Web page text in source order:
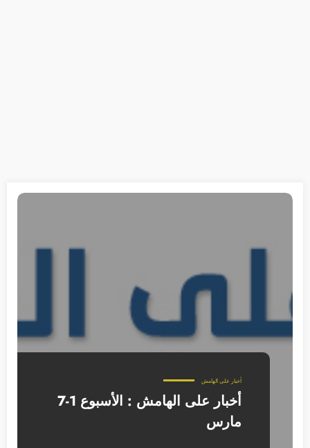
أخبار على الهامش
أخبار على الهامش : الأسبوع 1-7
مارس